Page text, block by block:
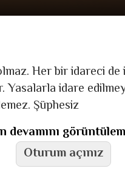
Her bir idareci
idare
Şüphesiz
devamını
Oturum açınız